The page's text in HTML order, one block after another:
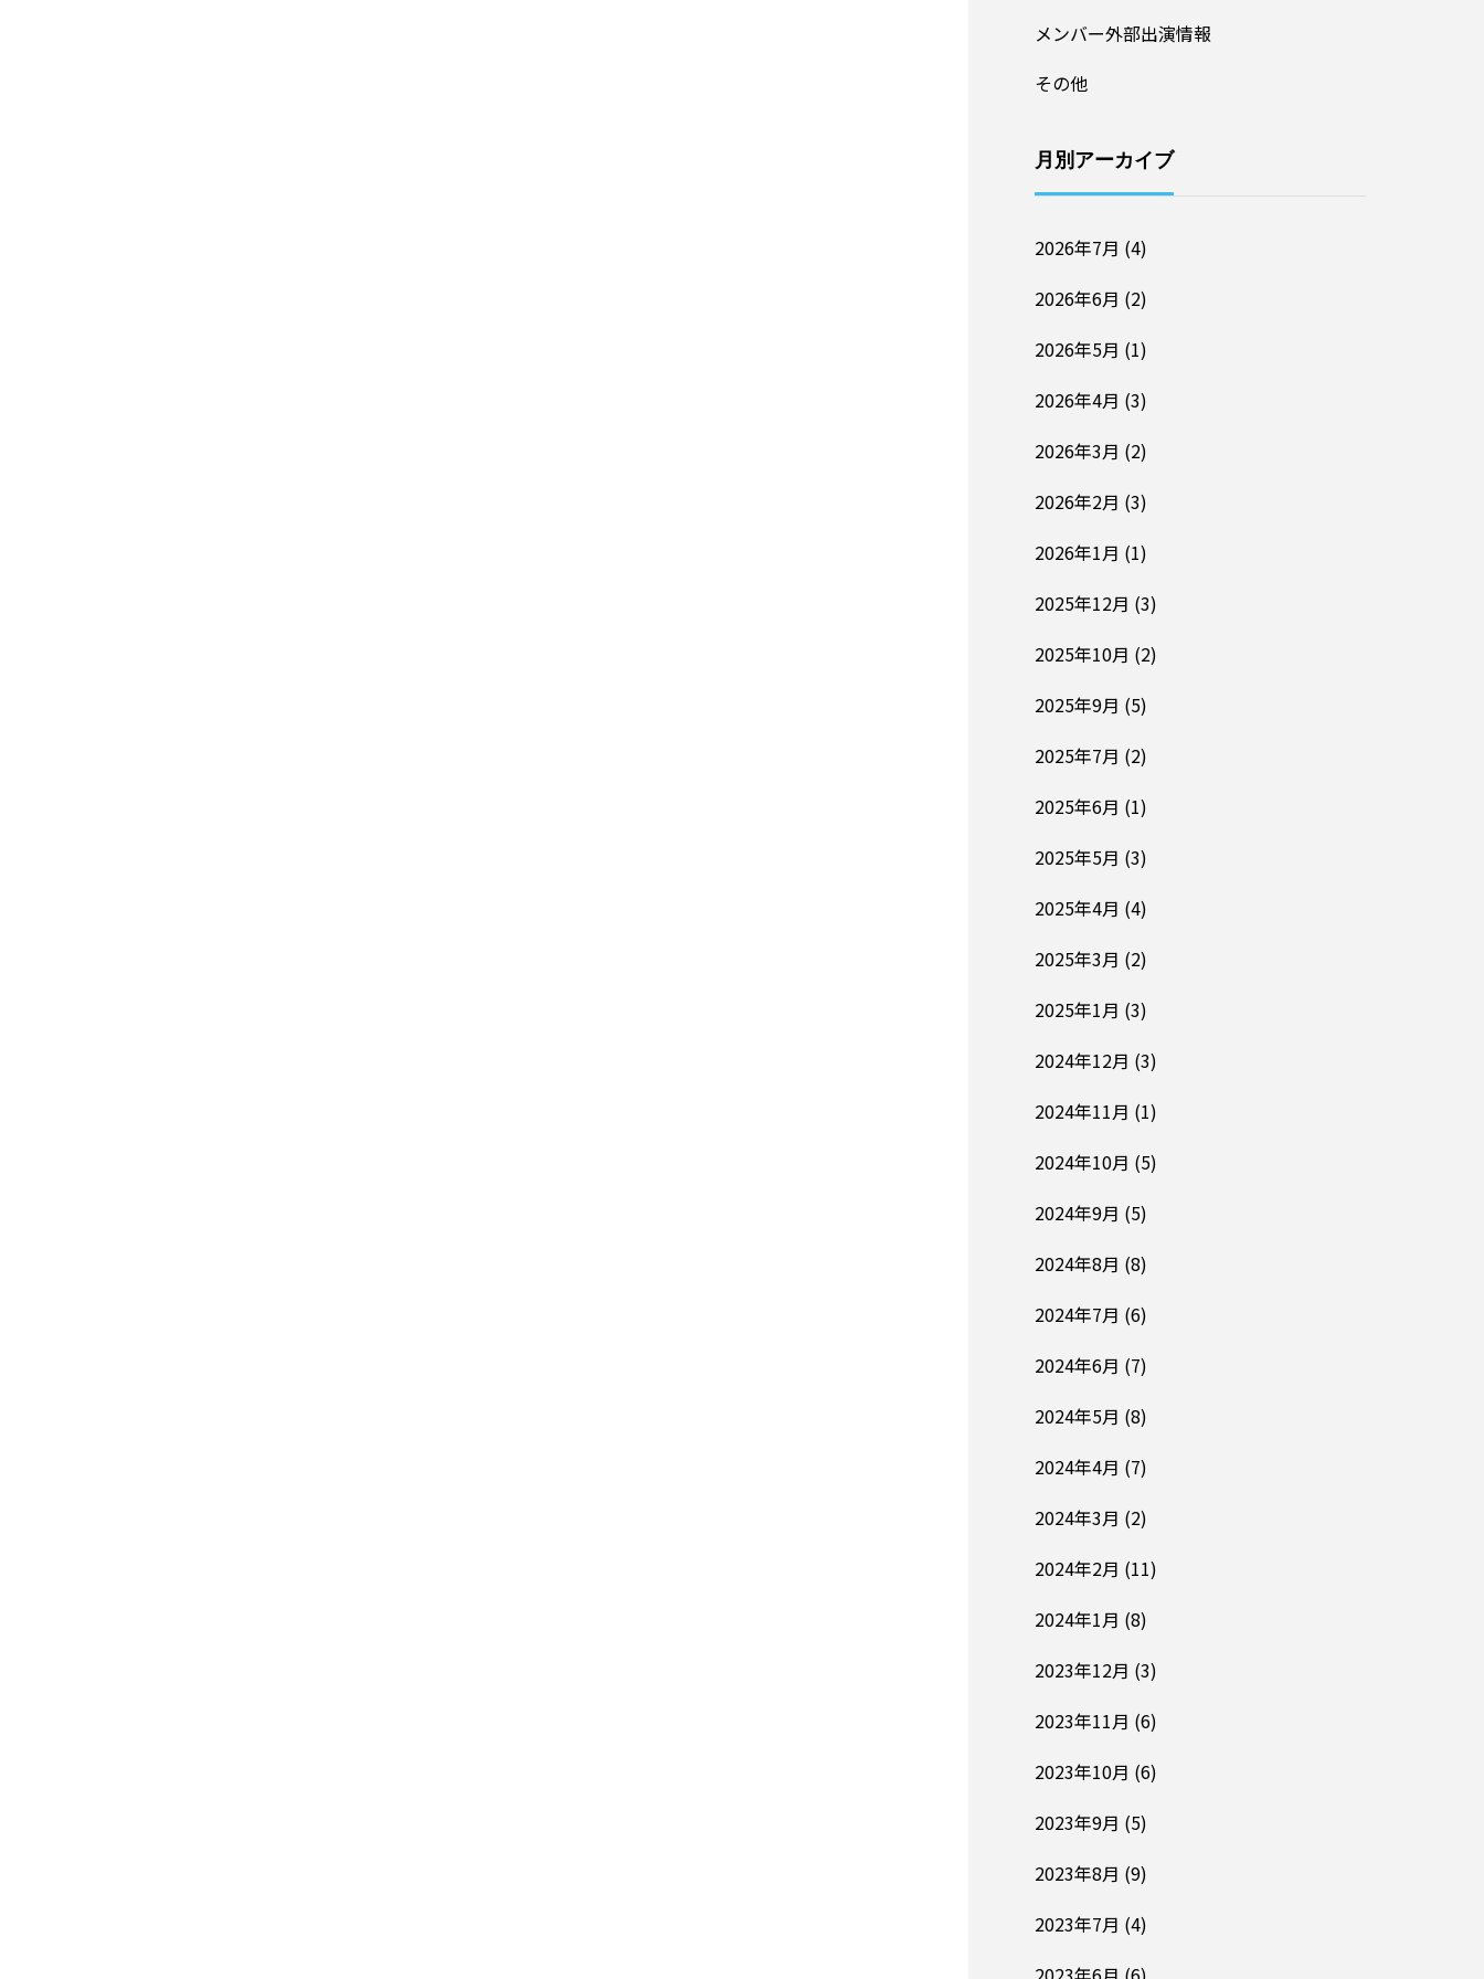
メンバー外部出演情報
その他
月別アーカイブ
2026年7月 (4)
2026年6月 (2)
2026年5月 (1)
2026年4月 (3)
2026年3月 (2)
2026年2月 (3)
2026年1月 (1)
2025年12月 (3)
2025年10月 (2)
2025年9月 (5)
2025年7月 (2)
2025年6月 (1)
2025年5月 (3)
2025年4月 (4)
2025年3月 (2)
2025年1月 (3)
2024年12月 (3)
2024年11月 (1)
2024年10月 (5)
2024年9月 (5)
2024年8月 (8)
2024年7月 (6)
2024年6月 (7)
2024年5月 (8)
2024年4月 (7)
2024年3月 (2)
2024年2月 (11)
2024年1月 (8)
2023年12月 (3)
2023年11月 (6)
2023年10月 (6)
2023年9月 (5)
2023年8月 (9)
2023年7月 (4)